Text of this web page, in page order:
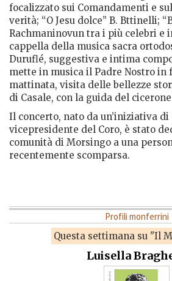
focalizzato sui Comandamenti e
verità; “O Jesu dolce” B. Bttinelli;
Rachmaninovun tra i più celebri e
cappella della musica sacra
Duruflé, suggestiva e intima
mette in musica il Padre Nostro in
mattinata, visita delle bellezze
di Casale, con la guida del
Il concerto, nato da un’iniziativa di
vicepresidente del Coro, è stato
comunità di Morsingo a una
recentemente scomparsa.
Profili monferrini
Questa settimana su "Il
Luisella